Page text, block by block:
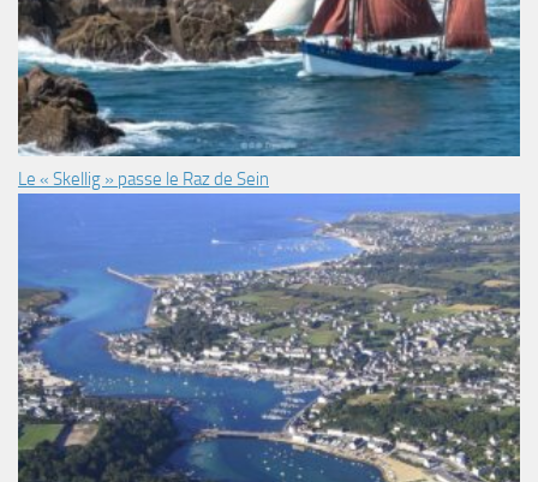
Le « Skellig » passe le Raz de Sein